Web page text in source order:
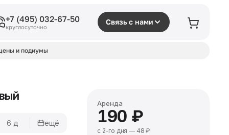
+7 (495) 032-67-50
круглосуточно
Связь с нами
и подиумы
6 д
ещё
Аренда
190 ₽
с 2-го дня — 48 ₽